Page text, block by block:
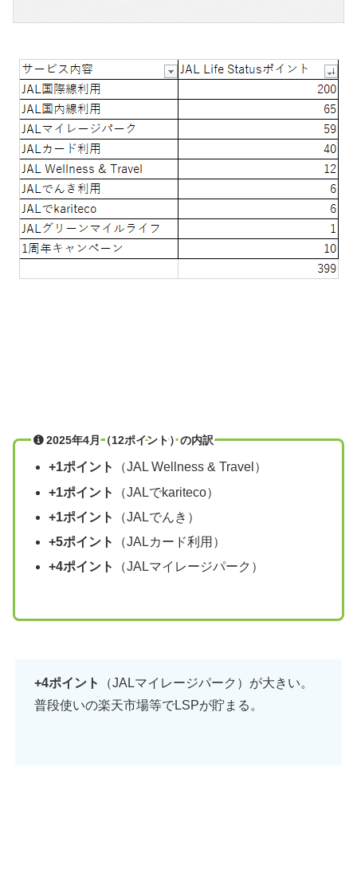
2025年4月（12ポイント）の内訳
+1ポイント
（JAL Wellness & Travel）
+1ポイント
（JALでkariteco）
+1ポイント
（JALでんき）
+5ポイント
（JALカード利用）
+4ポイント
（JALマイレージパーク）
+4ポイント
（JALマイレージパーク）が大きい。
普段使いの楽天市場等でLSPが貯まる。